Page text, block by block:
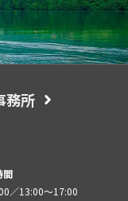
務所
間
／13:00～17:00